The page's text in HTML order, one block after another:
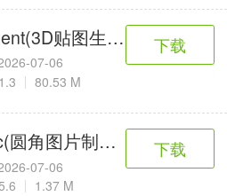
贴图生成器)
07-06
80.53 M
下载
圆角图片制作工具)
07-06
1.37 M
下载